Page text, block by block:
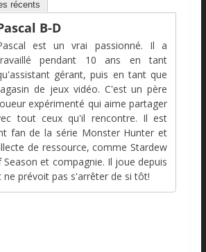
récents
B-D
est un vrai passionné. Il a
pendant 10 ans en tant
gérant, puis en tant que
de jeux vidéo. C'est un père
expérimenté qui aime partager
tout ceux qu'il rencontre. Il est
fan de la série Monster Hunter et
de ressource, comme Stardew
Season et compagnie. Il joue depuis
ne prévoit pas s'arrêter de si tôt!